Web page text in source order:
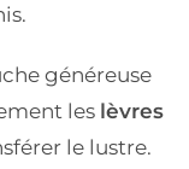
généreuse
les lèvres
le lustre.